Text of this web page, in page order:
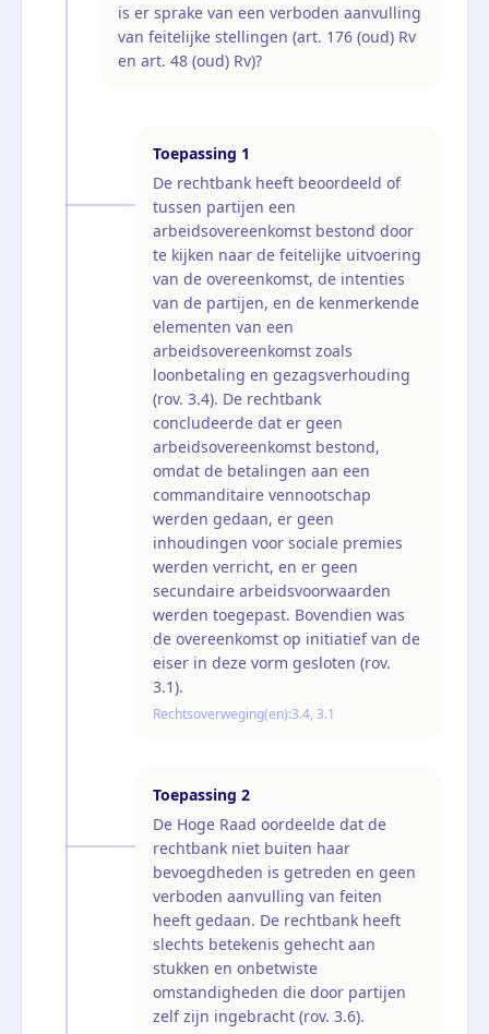
is er sprake van een verboden aanvulling
van feitelijke stellingen (art. 176 (oud) Rv
en art. 48 (oud) Rv)?
Toepassing 1
De rechtbank heeft beoordeeld of
tussen partijen een
arbeidsovereenkomst bestond door
te kijken naar de feitelijke uitvoering
van de overeenkomst, de intenties
van de partijen, en de kenmerkende
elementen van een
arbeidsovereenkomst zoals
loonbetaling en gezagsverhouding
(rov. 3.4). De rechtbank
concludeerde dat er geen
arbeidsovereenkomst bestond,
omdat de betalingen aan een
commanditaire vennootschap
werden gedaan, er geen
inhoudingen voor sociale premies
werden verricht, en er geen
secundaire arbeidsvoorwaarden
werden toegepast. Bovendien was
de overeenkomst op initiatief van de
eiser in deze vorm gesloten (rov.
3.1).
Rechtsoverweging(en):3.4, 3.1
Toepassing 2
De Hoge Raad oordeelde dat de
rechtbank niet buiten haar
bevoegdheden is getreden en geen
verboden aanvulling van feiten
heeft gedaan. De rechtbank heeft
slechts betekenis gehecht aan
stukken en onbetwiste
omstandigheden die door partijen
zelf zijn ingebracht (rov. 3.6).